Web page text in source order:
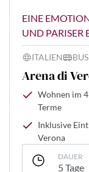
EINE
UND PARISER
ITALIEN
Arena di
Wohnen im
Terme
Inklusive
Verona
DAUER
5 Tage